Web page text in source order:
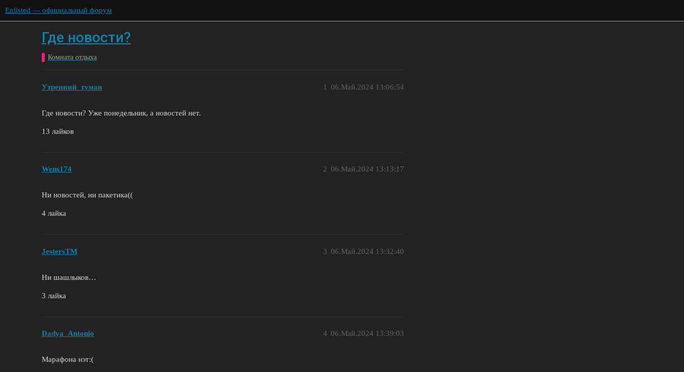
Enlisted — официальный форум
Где новости?
Комната отдыха
Утренний_туман 06.Май.2024 13:06:54
1
Где новости? Уже понедельник, а новостей нет.
13 лайков
Wens174 06.Май.2024 13:13:17
2
Ни новостей, ни пакетика((
4 лайка
JestersTM 06.Май.2024 13:32:40
3
Ни шашлыков…
3 лайка
Dadya_Antonio 06.Май.2024 13:39:03
4
Марафона нэт:(